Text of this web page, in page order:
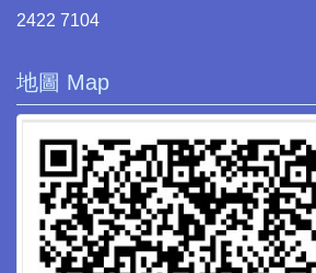
2422 7104
地圖 Map